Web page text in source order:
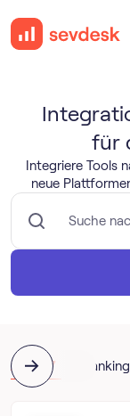
für
Integriere Tools
neue
Alle 67 Banking